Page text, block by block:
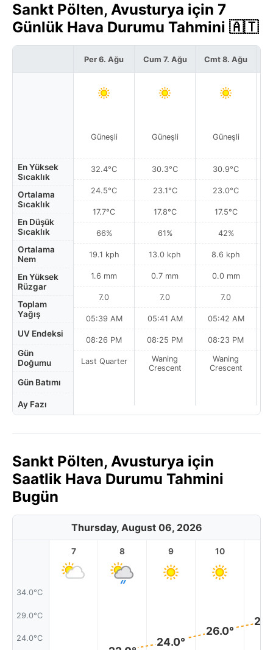
Sankt Pölten, Avusturya için 7
Günlük Hava Durumu Tahmini 🇦🇹
En Yüksek
Sıcaklık
Ortalama
Sıcaklık
En Düşük
Sıcaklık
Ortalama
Nem
En Yüksek
Rüzgar
Toplam
Yağış
UV Endeksi
Gün
Doğumu
Gün Batımı
Ay Fazı
Per 6. Ağu
Güneşli
32.4°C
24.5°C
17.7°C
66%
19.1 kph
1.6 mm
7.0
05:39 AM
08:26 PM
Last Quarter
Cum 7. Ağu
Güneşli
30.3°C
23.1°C
17.8°C
61%
13.0 kph
0.7 mm
7.0
05:41 AM
08:25 PM
Waning
Crescent
Cmt 8. Ağu
Güneşli
30.9°C
23.0°C
17.5°C
42%
8.6 kph
0.0 mm
7.0
05:42 AM
08:23 PM
Waning
Crescent
Sankt Pölten, Avusturya için
Saatlik Hava Durumu Tahmini
Bugün
Thursday, August 06, 2026
34.0°C
29.0°C
24.0°C
7 8 9
24.0°
10
26.0°